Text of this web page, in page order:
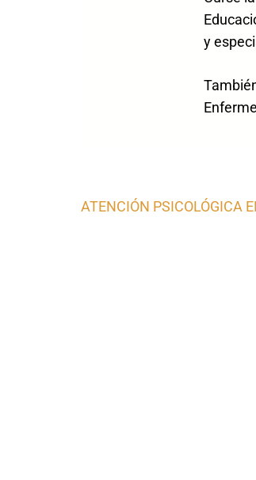
y
Navegación
ATENCIÓN PSICOLÓGICA